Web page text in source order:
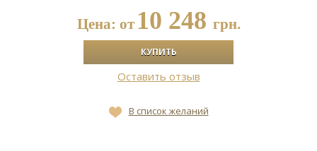
Цена: от 10 248 грн.
Оставить отзыв
В список желаний